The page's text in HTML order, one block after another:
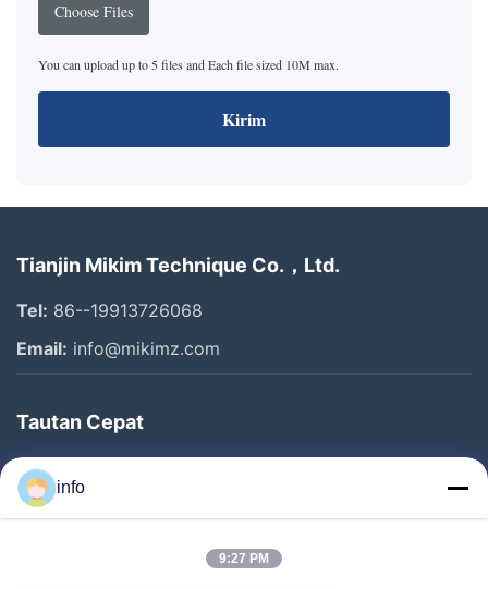
Choose Files
You can upload up to 5 files and Each file sized 10M max.
Kirim
Tianjin Mikim Technique Co.，Ltd.
Tel: 86--19913726068
Email: info@mikimz.com
Tautan Cepat
Rumah
Produk
info
9:27 PM